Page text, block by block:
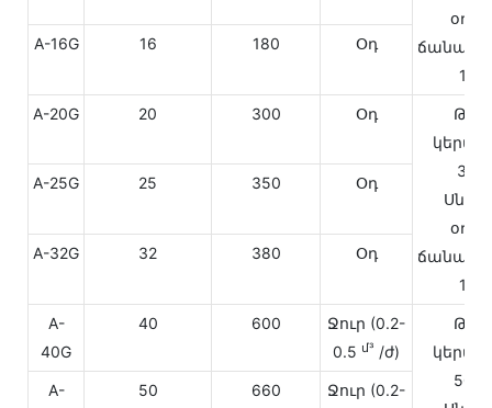
10-
A-16G 16 180 Օդ
A-20G 20 300 Օդ
30-
10-
A-25G 25 350 Օդ
A-32G 32 380 Օդ
A-
40G
40 600
Ջուր (0.2-
0.5 մ³ /ժ)
50-
A- 50 660 Ջուր (0.2-